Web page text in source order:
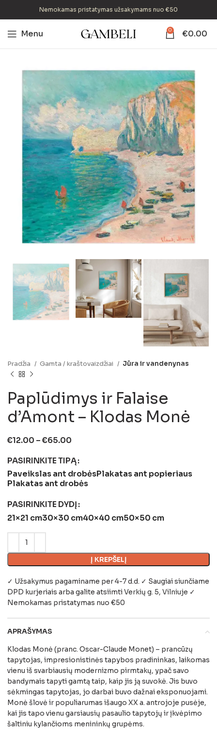
Nemokamas pristatymas užsakymams nuo €50
Menu 0 €0.00
Pradžia Gamta / kraštovaizdžiai Jūra ir vandenynas
Paplūdimys ir Falaise
d’Amont – Klodas Monė
€12.00 –€65.00
PASIRINKITE TIPĄ
Paveikslas ant drobėsPlakatas ant popieriaus
Plakatas ant drobės
PASIRINKITE DYDĮ
21×21 cm30×30 cm40×40 cm50×50 cm
Į KREPŠELĮ
✓ Užsakymus pagaminame per 4-7 d.d. ✓ Saugiai siunčiame
DPD kurjeriais arba galite atsiimtiVerkių g. 5, Vilniuje ✓
Nemokamas pristatymas nuo €50
APRAŠYMAS
Klodas Monė (pranc. Oscar-Claude Monet) – prancūzų
tapytojas, impresionistinės tapybos pradininkas, laikomas
vienu iš svarbiausių modernizmo pirmtakų, ypač savo
bandymais tapyti gamtą taip, kaip jis ją suvokė. Jis buvo
sėkmingas tapytojas, jo darbai buvo dažnai eksponuojami.
Monė šlovė ir populiarumas išaugo XX a. antrojoje pusėje,
kai jis tapo vienu garsiausių pasaulio tapytojų ir įkvėpimo
šaltiniu kylančioms menininkų grupėms.